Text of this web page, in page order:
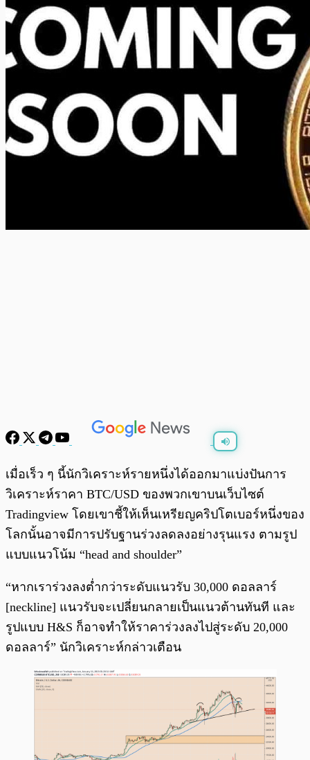
พร้อมเล่น 0:00 /
เมื่อเร็ว ๆ นี้นักวิเคราะห์รายหนึ่งได้ออกมาแบ่งปันการ
วิเคราะห์ราคา BTC/USD ของพวกเขาบนเว็บไซต์
Tradingview โดยเขาชี้ให้เห็นเหรียญคริปโตเบอร์หนึ่งของ
โลกนั้นอาจมีการปรับฐานร่วงลดลงอย่างรุนแรง ตามรูป
แบบแนวโน้ม “head and shoulder”
“หากเราร่วงลงต่ำกว่าระดับแนวรับ 30,000 ดอลลาร์
[neckline] แนวรับจะเปลี่ยนกลายเป็นแนวต้านทันที และ
รูปแบบ H&S ก็อาจทำให้ราคาร่วงลงไปสู่ระดับ 20,000
ดอลลาร์” นักวิเคราะห์กล่าวเตือน